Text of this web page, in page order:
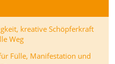
kreative Schöpferkraft
Weg
Fülle, Manifestation und